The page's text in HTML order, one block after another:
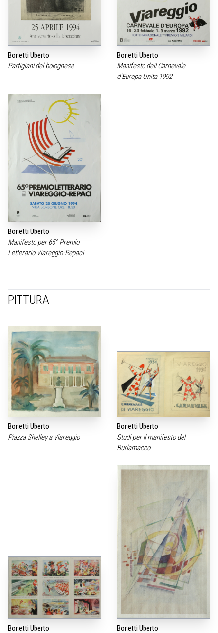
Bonetti Uberto
Partigiani del bolognese
Bonetti Uberto
Manifesto deil Carnevale
d‘Europa Unita 1992
Bonetti Uberto
Manifesto per 65° Premio
Letterario Viareggio-Repaci
PITTURA
Bonetti Uberto
Piazza Shelley a Viareggio
Bonetti Uberto
Studi per il manifesto del
Burlamacco
Bonetti Uberto
Bonetti Uberto